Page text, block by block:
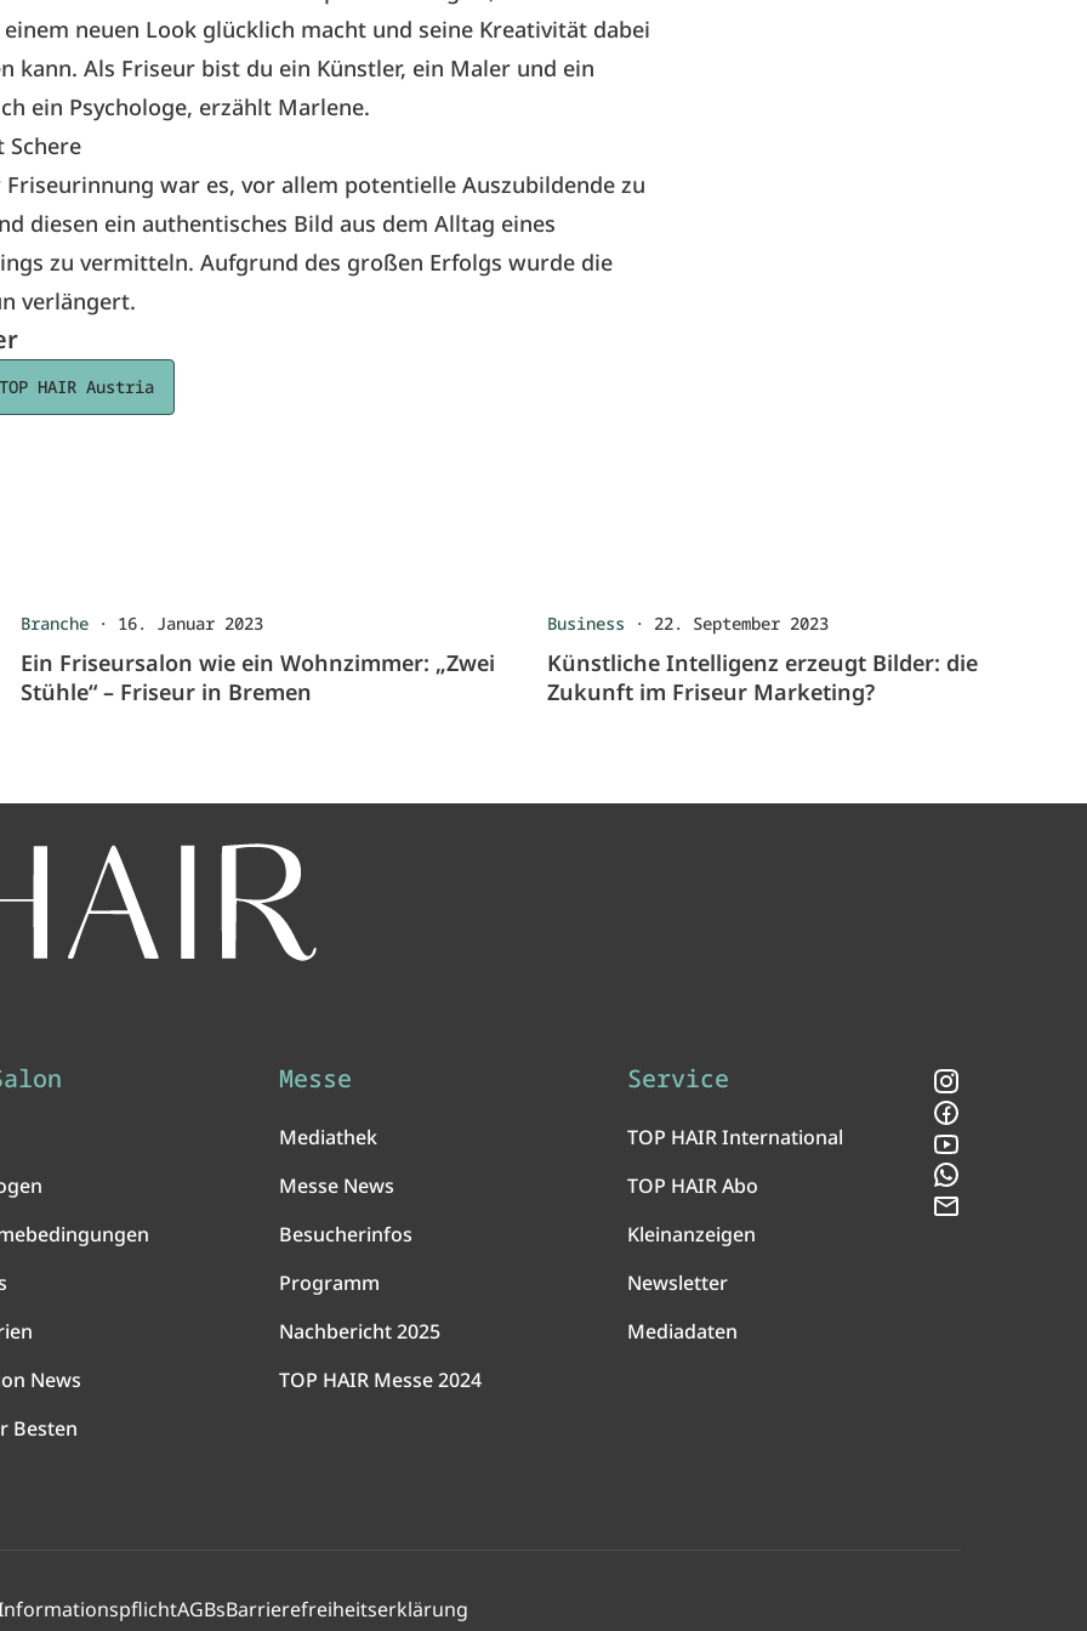
neuen Look glücklich macht und seine Kreativität dabei
kann. Als Friseur bist du ein Künstler, ein Maler und ein
ein Psychologe, erzählt Marlene.
Schere
Friseurinnung war es, vor allem potentielle Auszubildende zu
diesen ein authentisches Bild aus dem Alltag eines
zu vermitteln. Aufgrund des großen Erfolgs wurde die
verlängert.
TOP HAIR Austria
Branche · 16. Januar 2023
Ein Friseursalon wie ein Wohnzimmer: „Zwei
Stühle“ – Friseur in Bremen
Business · 22. September 2023
Künstliche Intelligenz erzeugt Bilder: die
Zukunft im Friseur Marketing?
News
Besten
Messe
Mediathek
Messe News
Besucherinfos
Programm
Nachbericht 2025
TOP HAIR Messe 2024
Service
TOP HAIR International
TOP HAIR Abo
Kleinanzeigen
Newsletter
Mediadaten
AGBsBarrierefreiheitserklärung